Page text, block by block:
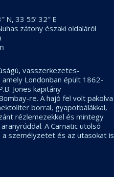
N, 33 55’ 32″ E
zátony északi oldaláról
vasszerkezetes-
Londonban épült 1862-
Jones kapitány
re. A hajó fel volt pakolva
borral, gyapotbálákkal,
rézlemezekkel és mintegy
A Carnatic utolsó
személyzetet és az utasokat is